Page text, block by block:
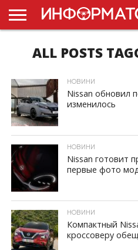
ГОЛОВНА
НОВИНИ
ПДР
УКРАЇНИ
РЕКЛАМА
ПРОЕКТЫ
ALL POSTS
ID, "post_views_count", true); if ( $post_views >= 1) { ?>
НОВИНИ
Nissan обновил
изменилось
ID, "post_views_count", true); if ( $post_views >= 1) { ?>
НОВИНИ
Nissan готовит
первые фото
НОВИНИ
Компактный
кроссоверу